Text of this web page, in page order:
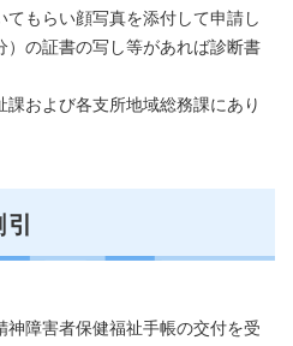
てもらい顔写真を添付して申請し
）の証書の写し等があれば診断書
および各支所地域総務課にあり
障害者保健福祉手帳の交付を受